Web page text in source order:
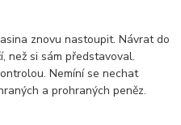
znovu nastoupit. Návrat do
než si sám představoval.
Nemíní se nechat
a prohraných peněz.